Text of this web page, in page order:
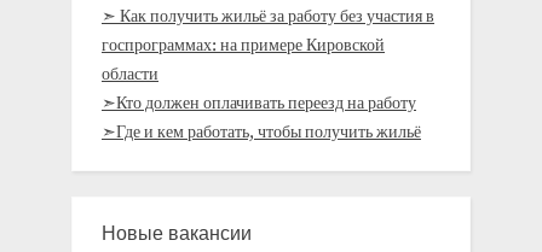
➣ Как получить жильё за работу без участия в
госпрограммах: на примере Кировской
области
➣Кто должен оплачивать переезд на работу
➣Где и кем работать, чтобы получить жильё
Новые вакансии